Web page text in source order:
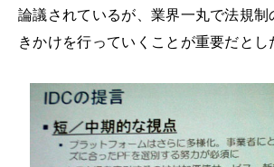
論議されているが、業界一丸で法規制
きかけを行っていくことが重要だとし